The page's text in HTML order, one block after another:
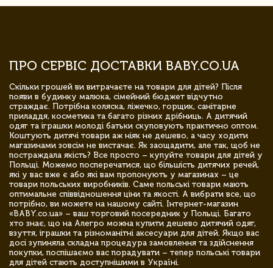
ПРО СЕРВІС ДОСТАВКИ BABY.CO.UA
Скільки грошей ви витрачаєте на товари для дітей? Після
появи в будинку малюка, сімейний бюджет відчутно
страждає. Потрібна коляска, ліжечко, горщик, санітарне
приладдя, косметика та багато різних дрібниць. А дитячий
одяг та іграшки молоді батьки скуповують практично оптом.
Коштують дитячі товари аж ніяк не дешево, а часу ходити
магазинами зовсім не вистачає. Як заощадити, але так, щоб не
постраждала якість? Все просто – купуйте товари для дітей у
Польщі. Можемо посперечатися, що більшість дитячих речей,
які у вас вже є або які вам пропонують у магазинах – це
товари польських виробників. Саме польські товари мають
оптимальне співвідношення ціни та якості. А вибрати все, що
потрібно, ви можете на нашому сайті. Інтернет-магазин
«BABY.co.ua» – ваш торговий посередник у Польщі. Багато
хто знає, що на Алегро можна купити дешево дитячий одяг,
взуття, іграшки та різноманітні аксесуари для дітей. Якщо вас
досі зупиняла складна процедура замовлення та здійснення
покупки, поспішаємо вас порадувати – тепер польські товари
для дітей стають доступнішими в Україні.